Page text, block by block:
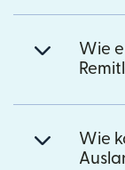
Wie
Wie